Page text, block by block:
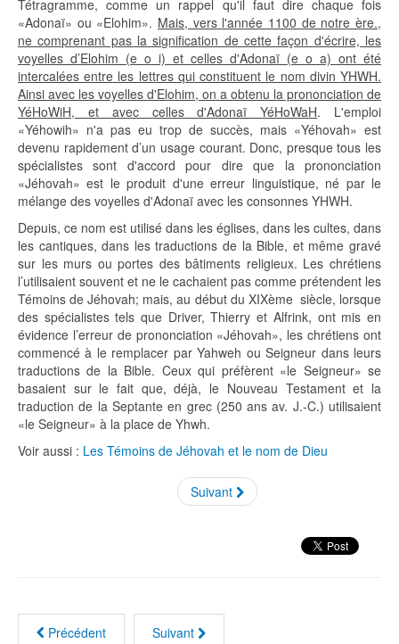
Tétragramme, comme un rappel qu'il faut dire chaque fois
«Adonaï» ou «Elohim». Mais, vers l'année 1100 de notre ère.,
ne comprenant pas la signification de cette façon d'écrire, les
voyelles d’Elohim (e o i) et celles d'Adonaï (e o a) ont été
intercalées entre les lettres qui constituent le nom divin YHWH.
Ainsi avec les voyelles d'Elohim, on a obtenu la prononciation de
YéHoWiH, et avec celles d'Adonaï YéHoWaH. L'emploi
«Yéhowih» n'a pas eu trop de succès, mais «Yéhovah» est
devenu rapidement d’un usage courant. Donc, presque tous les
spécialistes sont d'accord pour dire que la prononciation
«Jéhovah» est le produit d'une erreur linguistique, né par le
mélange des voyelles d'Adonaï avec les consonnes YHWH.
Depuis, ce nom est utilisé dans les églises, dans les cultes, dans
les cantiques, dans les traductions de la Bible, et même gravé
sur les murs ou portes des bâtiments religieux. Les chrétiens
l’utilisaient souvent et ne le cachaient pas comme prétendent les
Témoins de Jéhovah; mais, au début du XIXème siècle, lorsque
des spécialistes tels que Driver, Thierry et Alfrink, ont mis en
évidence l’erreur de prononciation «Jéhovah», les chrétiens ont
commencé à le remplacer par Yahweh ou Seigneur dans leurs
traductions de la Bible. Ceux qui préfèrent «le Seigneur» se
basaient sur le fait que, déjà, le Nouveau Testament et la
traduction de la Septante en grec (250 ans av. J.-C.) utilisaient
«le Seigneur» à la place de Yhwh.
Voir aussi : Les Témoins de Jéhovah et le nom de Dieu
Suivant
Précédent Suivant